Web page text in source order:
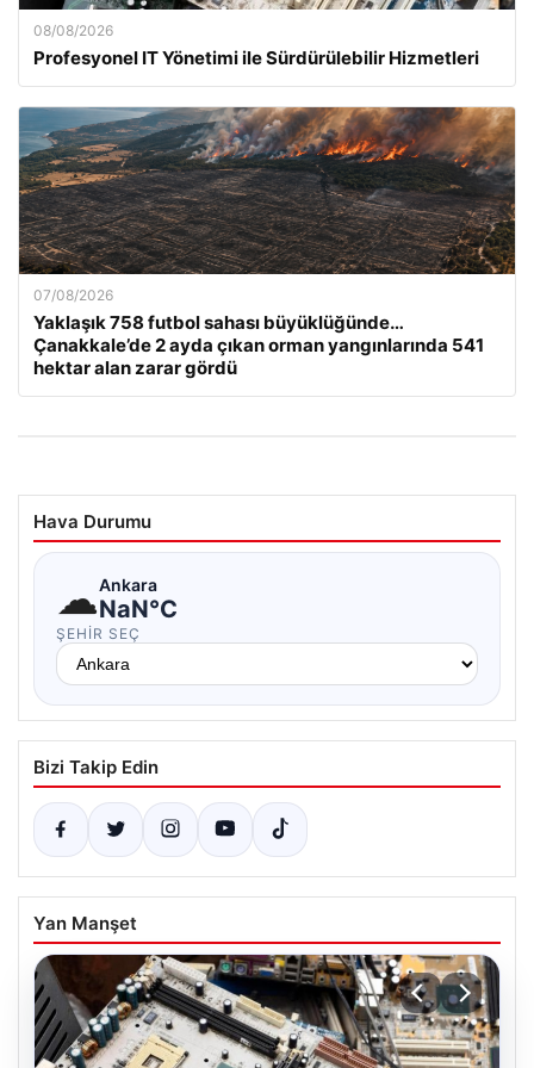
08/08/2026
Profesyonel IT Yönetimi ile Sürdürülebilir Hizmetleri
07/08/2026
Yaklaşık 758 futbol sahası büyüklüğünde…
Çanakkale’de 2 ayda çıkan orman yangınlarında 541
hektar alan zarar gördü
Hava Durumu
☁Ankara
NaN°C
ŞEHIR SEÇ
Bizi Takip Edin
Yan Manşet